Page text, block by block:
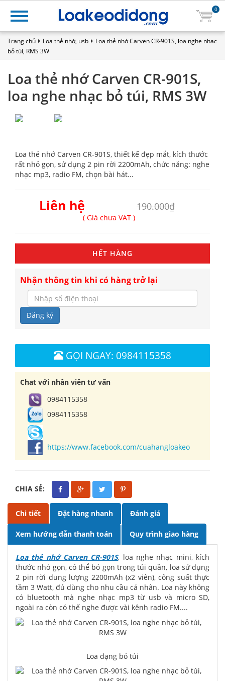
0
Trang chủ Loa thẻ nhớ, usb
Loa thẻ nhớ Carven CR-901S, loa nghe nhạc
bỏ túi, RMS 3W
Loa thẻ nhớ Carven CR-901S,
loa nghe nhạc bỏ túi, RMS 3W
Loa thẻ nhớ Carven CR-901S, thiết kế đẹp mắt, kích thước
rất nhỏ gọn, sử dụng 2 pin rời 2200mAh, chức năng: nghe
nhạc mp3, radio FM, chọn bài hát...
Liên hệ 190.000₫
( Giá chưa VAT )
HẾT HÀNG
Nhận thông tin khi có hàng trở lại
Đăng ký
GỌI NGAY: 0984115358
Chat với nhân viên tư vấn
0984115358
0984115358
https://www.facebook.com/cuahangloakeo
CHIA SẺ:
Chi tiết Đặt hàng nhanh Đánh giá
Xem hướng dẫn thanh toán Quy trình giao hàng
Loa thẻ nhớ Carven CR-901S, loa nghe nhạc mini, kích
thước nhỏ gọn, có thể bỏ gọn trong túi quần, loa sử dụng
2 pin rời dung lượng 2200mAh (x2 viên), công suất thực
tầm 3 Watt, đủ dùng cho nhu cầu cá nhân. Loa này không
có bluetooth mà nghe nhạc mp3 từ usb và micro SD,
ngoài ra còn có thế nghe được vài kênh radio FM....
Loa dạng bỏ túi